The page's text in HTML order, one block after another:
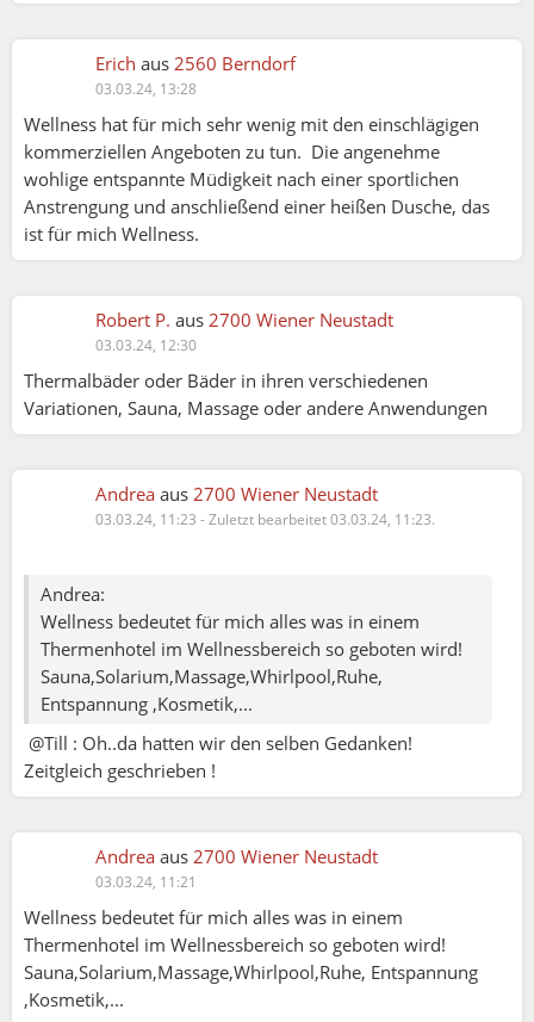
Erich aus 2560 Berndorf
03.03.24, 13:28
Wellness hat für mich sehr wenig mit den einschlägigen
kommerziellen Angeboten zu tun. Die angenehme
wohlige entspannte Müdigkeit nach einer sportlichen
Anstrengung und anschließend einer heißen Dusche, das
ist für mich Wellness.
Robert P. aus 2700 Wiener Neustadt
03.03.24, 12:30
Thermalbäder oder Bäder in ihren verschiedenen
Variationen, Sauna, Massage oder andere Anwendungen
Andrea aus 2700 Wiener Neustadt
03.03.24, 11:23 -Zuletzt bearbeitet 03.03.24, 11:23.
Andrea:
Wellness bedeutet für mich alles was in einem
Thermenhotel im Wellnessbereich so geboten wird!
Sauna,Solarium,Massage,Whirlpool,Ruhe,
Entspannung ,Kosmetik,...
@Till : Oh..da hatten wir den selben Gedanken!
Zeitgleich geschrieben !
Andrea aus 2700 Wiener Neustadt
03.03.24, 11:21
Wellness bedeutet für mich alles was in einem
Thermenhotel im Wellnessbereich so geboten wird!
Sauna,Solarium,Massage,Whirlpool,Ruhe, Entspannung
,Kosmetik,...